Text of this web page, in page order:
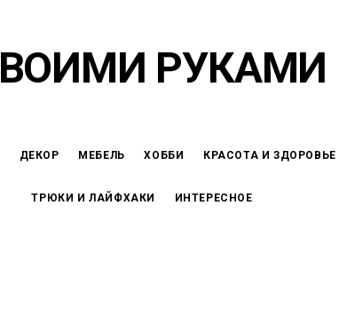
ДЕКОР МЕБЕЛЬ ХОББИ КРАСОТА И ЗДОРОВЬЕ
ТРЮКИ И ЛАЙФХАКИ ИНТЕРЕСНОЕ